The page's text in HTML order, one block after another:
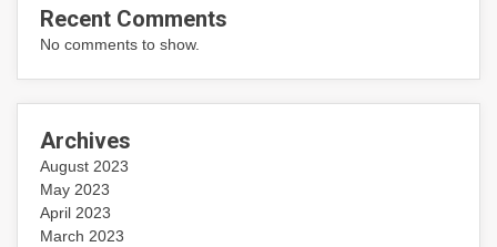
Recent Comments
No comments to show.
Archives
August 2023
May 2023
April 2023
March 2023